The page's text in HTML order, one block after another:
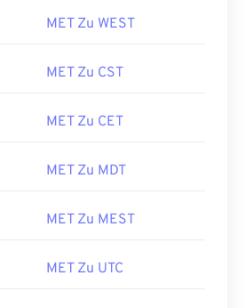
MET Zu WEST
MET Zu CST
MET Zu CET
MET Zu MDT
MET Zu MEST
MET Zu UTC